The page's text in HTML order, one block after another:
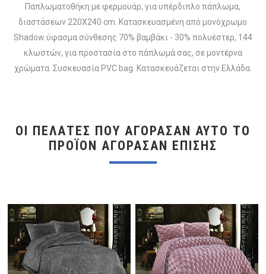
Παπλωματοθήκη με φερμουάρ, για υπέρδιπλο πάπλωμα,
διαστάσεων 220X240 cm. Κατασκευασμένη από μονόχρωμο
Shadow ύφασμα σύνθεσης 70% βαμβάκι - 30% πολυέστερ, 144
κλωστών, για προστασία στο πάπλωμά σας, σε μοντέρνα
χρώματα. Συσκευασία PVC bag. Κατασκευάζεται στην Ελλάδα.
ΟΙ ΠΕΛΆΤΕΣ ΠΟΥ ΑΓΌΡΑΣΑΝ ΑΥΤΌ ΤΟ
ΠΡΟΪΌΝ ΑΓΌΡΑΣΑΝ ΕΠΊΣΗΣ